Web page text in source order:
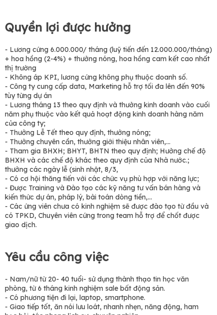
Quyền lợi được hưởng
- Lương cứng 6.000.000/ tháng (luỹ tiến đến 12.000.000/tháng)
+ hoa hồng (2-4%) + thưởng nóng, hoa hồng cam kết cao nhất
thị trường
- Không áp KPI, lương cứng không phụ thuộc doanh số.
- Công ty cung cấp data, Marketing hỗ trợ tối đa lên đến 90%
tùy từng dự án
- Lương tháng 13 theo quy định và thưởng kinh doanh vào cuối
năm phụ thuộc vào kết quả hoạt động kinh doanh hàng năm
của công ty;
- Thưởng Lễ Tết theo quy định, thưởng nóng;
- Thưởng chuyên cần, thưởng giới thiệu nhân viên,…
- Tham gia BHXH; BHYT, BHTN theo quy định; Hưởng chế độ
BHXH và các chế độ khác theo quy định của Nhà nước.;
thưởng các ngày lễ (sinh nhật, 8/3,
- Có cơ hội thăng tiến với các chức vụ phù hợp với năng lực;
- Được Training và Đào tạo các kỹ năng tư vấn bán hàng và
kiến thức dự án, pháp lý, bài toán dòng tiền,...
- Các ứng viên chưa có kinh nghiệm sẽ được đào tạo từ đầu và
có TPKD, Chuyên viên cứng trong team hỗ trợ để chốt được
giao dịch.
Yêu cầu công việc
- Nam/nữ từ 20- 40 tuổi- sử dụng thành thạo tin học văn
phòng, từ 6 tháng kinh nghiệm sale bất động sản.
- Có phương tiện đi lại, laptop, smartphone.
- Giao tiếp tốt, ăn nói lưu loát, nhanh nhẹn, năng động, ham